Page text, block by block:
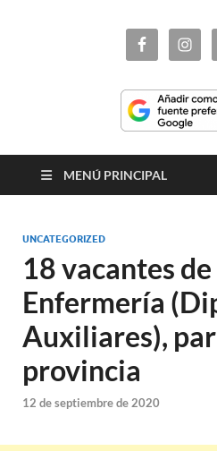
MENÚ PRINCIPAL
UNCATEGORIZED
18 vacantes
Enfermería
Auxiliares),
provincia
12 de septiembre de 2020